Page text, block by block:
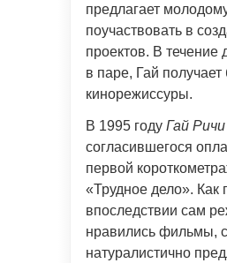
предлагает
поучаствовать в
проектов. В течение
в паре, Гай
кинорежиссуры.
В 1995 году Гай Ричи
согласившегося
первой
«Трудное дело». Как
впоследствии сам
нравились фильмы,
натуралистично